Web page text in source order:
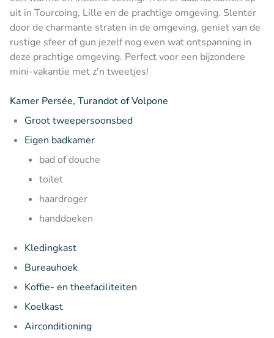
uit in Tourcoing, Lille en de prachtige omgeving. Slenter
door de charmante straten in de omgeving, geniet van de
rustige sfeer of gun jezelf nog even wat ontspanning in
deze prachtige omgeving. Perfect voor een bijzondere
mini-vakantie met z'n tweetjes!
Kamer Persée, Turandot of Volpone
Groot tweepersoonsbed
Eigen badkamer
bad of douche
toilet
haardroger
handdoeken
Kledingkast
Bureauhoek
Koffie- en theefaciliteiten
Koelkast
Airconditioning